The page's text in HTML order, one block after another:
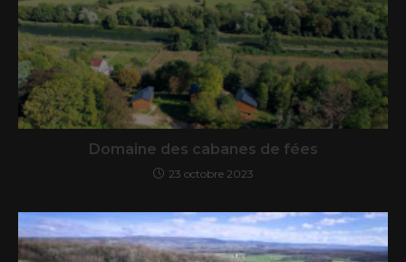
Domaine des cabanes de fées
23 octobre 2023